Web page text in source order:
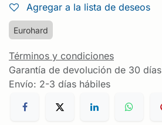
Agregar a la lista de deseos
Eurohard
Términos y condiciones
Garantía de devolución de 30 días
Envío: 2-3 días hábiles